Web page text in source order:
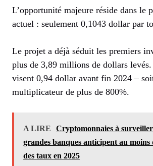
L’opportunité majeure réside dans le
actuel : seulement 0,1043 dollar par
Le projet a déjà séduit les premiers
plus de 3,89 millions de dollars
visent 0,94 dollar avant fin 2024 –
multiplicateur de plus de 800%.
A LIRE
Cryptomonnaies à
grandes banques anticipent au moins
des taux en 2025